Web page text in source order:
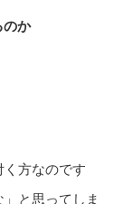
のか
方なのです
と思ってしま